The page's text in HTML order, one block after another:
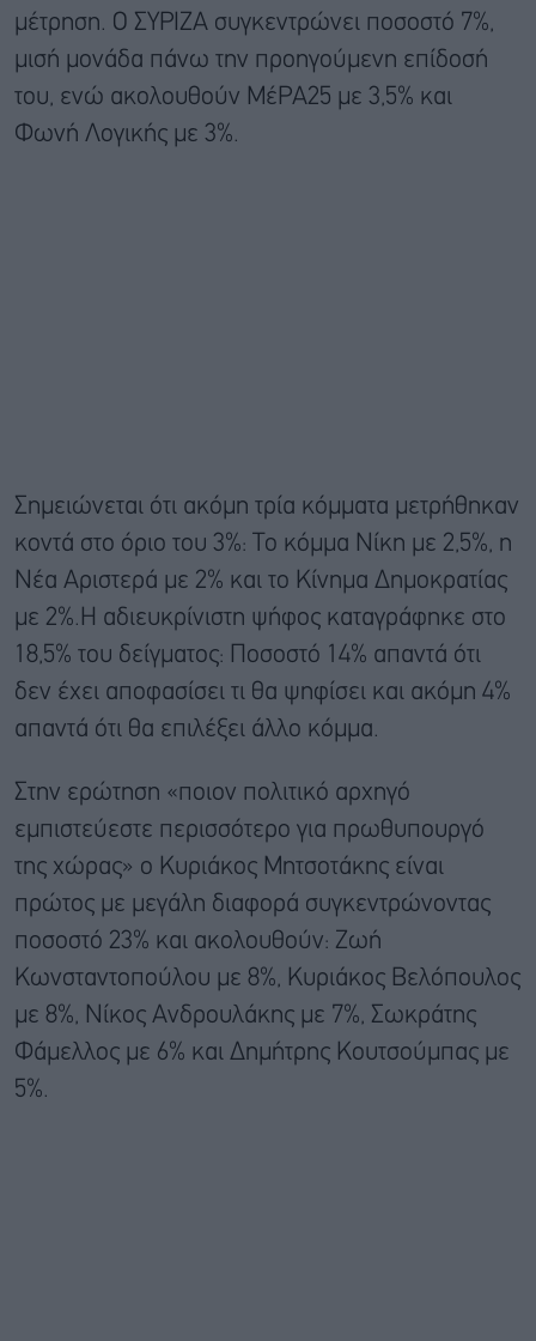
μέτρηση. Ο ΣΥΡΙΖΑ συγκεντρώνει ποσοστό 7%,
μισή μονάδα πάνω την προηγούμενη επίδοσή
του, ενώ ακολουθούν ΜέΡΑ25 με 3,5% και
Φωνή Λογικής με 3%.
Σημειώνεται ότι ακόμη τρία κόμματα μετρήθηκαν
κοντά στο όριο του 3%: Το κόμμα Νίκη με 2,5%, η
Νέα Αριστερά με 2% και το Κίνημα Δημοκρατίας
με 2%.Η αδιευκρίνιστη ψήφος καταγράφηκε στο
18,5% του δείγματος: Ποσοστό 14% απαντά ότι
δεν έχει αποφασίσει τι θα ψηφίσει και ακόμη 4%
απαντά ότι θα επιλέξει άλλο κόμμα.
Στην ερώτηση «ποιον πολιτικό αρχηγό
εμπιστεύεστε περισσότερο για πρωθυπουργό
της χώρας» ο Κυριάκος Μητσοτάκης είναι
πρώτος με μεγάλη διαφορά συγκεντρώνοντας
ποσοστό 23% και ακολουθούν: Ζωή
Κωνσταντοπούλου με 8%, Κυριάκος Βελόπουλος
με 8%, Νίκος Ανδρουλάκης με 7%, Σωκράτης
Φάμελλος με 6% και Δημήτρης Κουτσούμπας με
5%.